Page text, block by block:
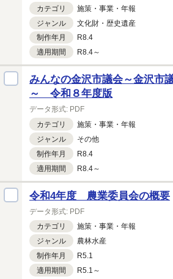
カテゴリ
施策・ 事業・ 年報
ジャンル
文化財・ 歴史遺産
制作年月
R8.4
適用期間
R8.4～
みんなの金沢市議会～金沢市
～ 令和８年度版
データ形式: PDF
カテゴリ
施策・ 事業・ 年報
ジャンル
その他
制作年月
R8.4
適用期間
R8.4～
令和4年度 農業委員会の概要
データ形式: PDF
カテゴリ
施策・ 事業・ 年報
ジャンル
農林水産
制作年月
R5.1
適用期間
R5.1～